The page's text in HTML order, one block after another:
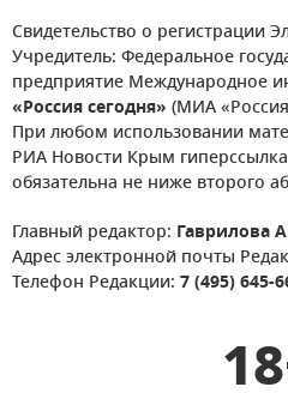
Свидетельство о регистрации
Учредитель: Федеральное
предприятие Международное
«Россия сегодня» (МИА
При любом использовании
РИА Новости Крым
обязательна не ниже второго
Главный редактор: Гаврилова
Адрес электронной почты
Телефон Редакции: 7 (495) 645-